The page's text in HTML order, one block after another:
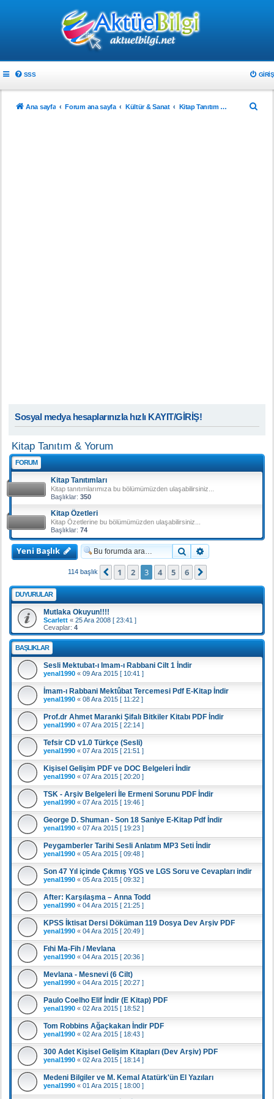
SSS GIRIŞ
Ana sayfa Forum ana sayfa Kültür & Sanat Kitap Tanıtım & Yorum
Sosyal medya hesaplarınızla hızlı KAYIT/GİRİŞ!
Kitap Tanıtım & Yorum
FORUM
Kitap Tanıtımları
Kitap tanıtımlarımıza bu bölümümüzden ulaşabilirsiniz...
Başlıklar: 350
Kitap Özetleri
Kitap Özetlerine bu bölümümüzden ulaşabilirsiniz...
Başlıklar: 74
Yeni Başlık Ara
114 başlık Önceki
1 2 3 4 5 6
DUYURULAR
Mutlaka Okuyun!!!!
Scarlett « 25 Ara 2008 [ 23:41 ]
Cevaplar: 4
BAŞLIKLAR
Sesli Mektubat-ı Imam-ı Rabbani Cilt 1 İndir
yenal1990 « 09 Ara 2015 [ 10:41 ]
İmam-ı Rabbani Mektûbat Tercemesi Pdf E-Kitap İndir
yenal1990 « 08 Ara 2015 [ 11:22 ]
Prof.dr Ahmet Maranki Şifalı Bitkiler Kitabı PDF İndir
yenal1990 « 07 Ara 2015 [ 22:14 ]
Tefsir CD v1.0 Türkçe (Sesli)
yenal1990 « 07 Ara 2015 [ 21:51 ]
Kişisel Gelişim PDF ve DOC Belgeleri İndir
yenal1990 « 07 Ara 2015 [ 20:20 ]
TSK - Arşiv Belgeleri İle Ermeni Sorunu PDF İndir
yenal1990 « 07 Ara 2015 [ 19:46 ]
George D. Shuman - Son 18 Saniye E-Kitap Pdf İndir
yenal1990 « 07 Ara 2015 [ 19:23 ]
Peygamberler Tarihi Sesli Anlatım MP3 Seti İndir
yenal1990 « 05 Ara 2015 [ 09:48 ]
Son 47 Yıl içinde Çıkmış YGS ve LGS Soru ve Cevapları indir
yenal1990 « 05 Ara 2015 [ 09:32 ]
After: Karşılaşma – Anna Todd
yenal1990 « 04 Ara 2015 [ 21:25 ]
KPSS İktisat Dersi Döküman 119 Dosya Dev Arşiv PDF
yenal1990 « 04 Ara 2015 [ 20:49 ]
Fıhi Ma-Fih / Mevlana
yenal1990 « 04 Ara 2015 [ 20:36 ]
Mevlana - Mesnevi (6 Cilt)
yenal1990 « 04 Ara 2015 [ 20:27 ]
Paulo Coelho Elif İndir (E Kitap) PDF
yenal1990 « 02 Ara 2015 [ 18:52 ]
Tom Robbins Ağaçkakan İndir PDF
yenal1990 « 02 Ara 2015 [ 18:43 ]
300 Adet Kişisel Gelişim Kitapları (Dev Arşiv) PDF
yenal1990 « 02 Ara 2015 [ 18:14 ]
Medeni Bilgiler ve M. Kemal Atatürk'ün El Yazıları
yenal1990 « 01 Ara 2015 [ 18:00 ]